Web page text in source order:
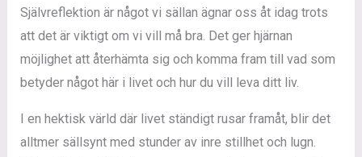
Självreflektion är något vi sällan ägnar oss åt idag trots
att det är viktigt om vi vill må bra. Det ger hjärnan
möjlighet att återhämta sig och komma fram till vad som
betyder något här i livet och hur du vill leva ditt liv.
I en hektisk värld där livet ständigt rusar framåt, blir det
alltmer sällsynt med stunder av inre stillhet och lugn.